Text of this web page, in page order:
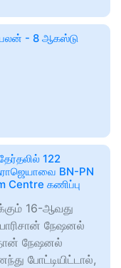
- 8 ஆகஸ்டு
122
BN-PN
Centre கணிப்பு
16-ஆவது
நேஷனல்
நேஷனல்
போட்டியிட்டால்,